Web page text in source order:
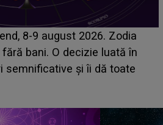
DETALIU ASCUNS până
concurentul din Casa Iubirii
despre mama
eu nu te iubesc pentru